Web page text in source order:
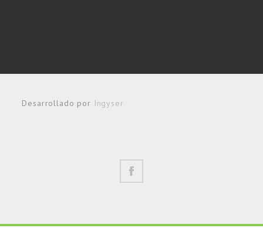
Desarrollado por Ingyser